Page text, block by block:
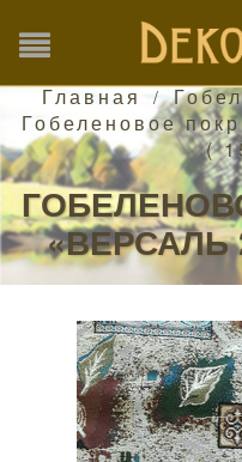
Главная /
Гобеленовое
(
«ВЕРСАЛЬ